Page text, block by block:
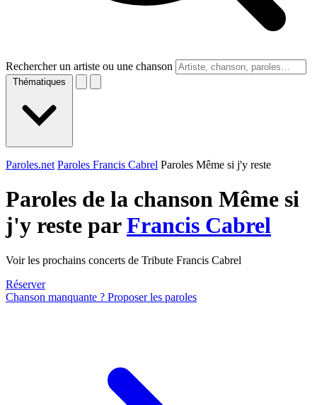
Rechercher un artiste ou une chanson
Thématiques
Paroles.net Paroles Francis Cabrel Paroles Même si j'y reste
Paroles de la chanson Même si
j'y reste parFrancis Cabrel
Voir les prochains concerts de Tribute Francis Cabrel
Réserver
Chanson manquante ? Proposer les paroles